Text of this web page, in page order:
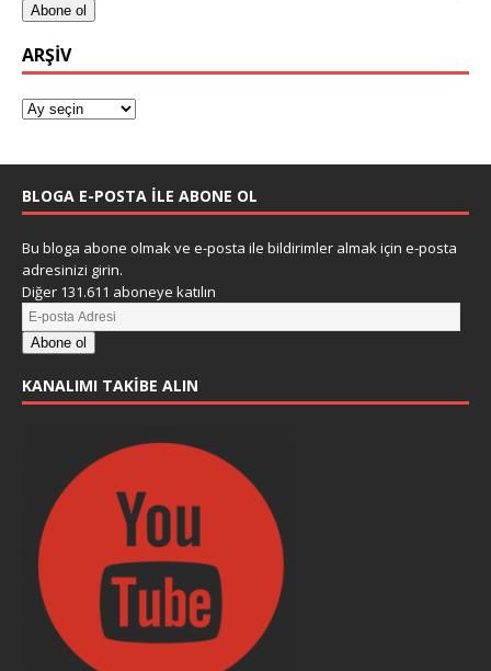
Abone ol
ARŞIV
BLOGA E-POSTA ILE ABONE OL
Bu bloga abone olmak ve e-posta ile bildirimler almak için e-posta
adresinizi girin.
Diğer 131.611 aboneye katılın
Abone ol
KANALIMI TAKIBE ALIN